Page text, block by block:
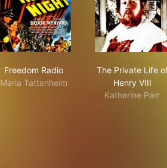
Freedom Radio
Maria Tattenheim
The Private Life
Henry VIII
Katherine Parr